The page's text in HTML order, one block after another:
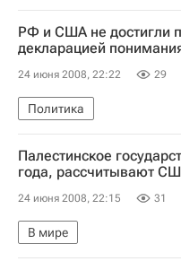
РФ и США не достигли
декларацией
24 июня 2008, 22:22 29
Политика
Палестинское
года, рассчитывают
24 июня 2008, 22:15 31
В мире